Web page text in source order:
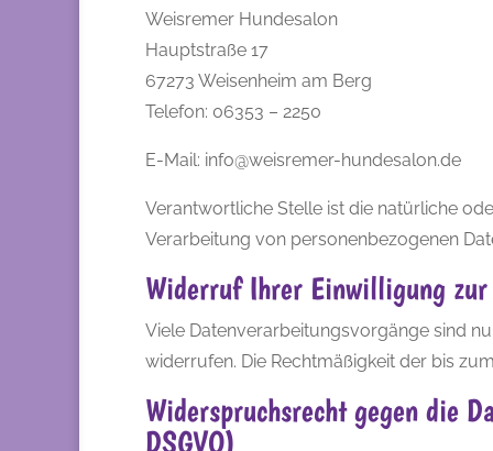
Weisremer Hundesalon
Hauptstraße 17
67273 Weisenheim am Berg
Telefon: 06353 – 2250
E-Mail: info@weisremer-hundesalon.de
Verantwortliche Stelle ist die natürliche
Verarbeitung von personenbezogenen
Widerruf Ihrer Einwilligung
Viele Datenverarbeitungsvorgänge sind
widerrufen. Die Rechtmäßigkeit der bis
Widerspruchsrecht gegen die
DSGVO)